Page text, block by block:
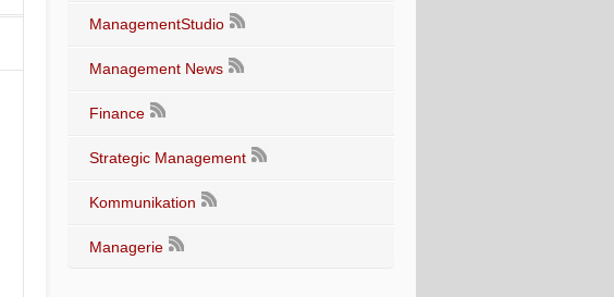
ManagementStudio
Management News
Finance
Strategic Management
Kommunikation
Managerie